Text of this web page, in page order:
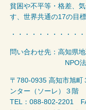
貧困や不平等・格差、
す、世界共通の17の目標
・・・・・・・・・・
問い合わせ先：高知県
NPO法人 環
〒780-0935 高知市旭
ンター（ソーレ）３階
TEL：088-802-2201